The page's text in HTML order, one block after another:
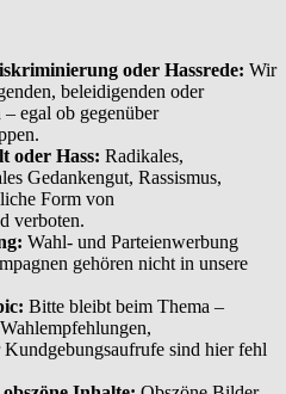
oder Hassrede: Wir
beleidigenden oder
egal ob gegenüber
oder Hass: Radikales,
Gedankengut, Rassismus,
Form von
verboten.
Wahl- und Parteienwerbung
gehören nicht in unsere
Bitte bleibt beim Thema –
Kundgebungsaufrufe sind hier fehl